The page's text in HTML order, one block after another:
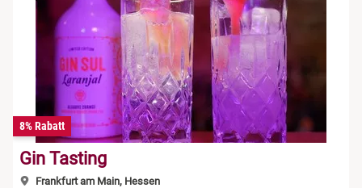
8% Rabatt
Gin Tasting
Frankfurt am Main, Hessen